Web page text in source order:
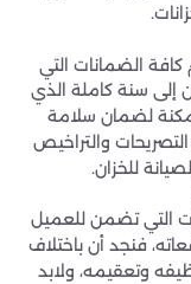
كافة الضمانات التي
سنة كاملة الذي
لضمان سلامة
التصريحات والتراخيص
للخزان.
التي تضمن للعميل
فنجد أن باختلاف
وتعقيمه، ولابد